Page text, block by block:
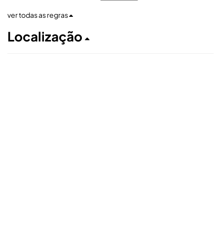
ver todas as regras
Localização